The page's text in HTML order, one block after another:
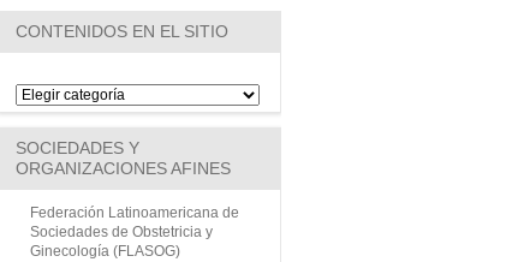
CONTENIDOS EN EL SITIO
SOCIEDADES Y
ORGANIZACIONES AFINES
Federación Latinoamericana de
Sociedades de Obstetricia y
Ginecología (FLASOG)